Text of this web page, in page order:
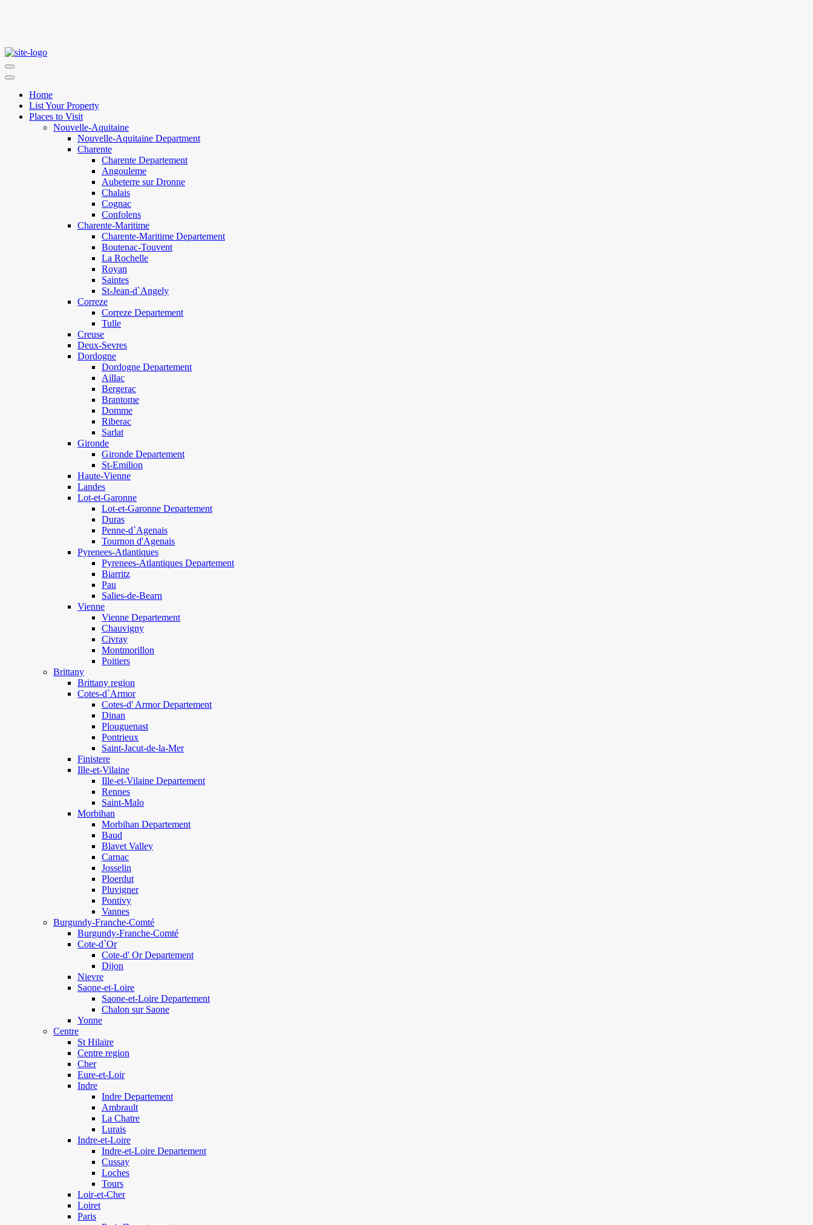
Home
List Your Property
Places to Visit
Nouvelle-Aquitaine
Nouvelle-Aquitaine Department
Charente
Charente Departement
Angouleme
Aubeterre sur Dronne
Chalais
Cognac
Confolens
Charente-Maritime
Charente-Maritime Departement
Boutenac-Touvent
La Rochelle
Royan
Saintes
St-Jean-d`Angely
Correze
Correze Departement
Tulle
Creuse
Deux-Sevres
Dordogne
Dordogne Departement
Aillac
Bergerac
Brantome
Domme
Riberac
Sarlat
Gironde
Gironde Departement
St-Emilion
Haute-Vienne
Landes
Lot-et-Garonne
Lot-et-Garonne Departement
Duras
Penne-d`Agenais
Tournon d'Agenais
Pyrenees-Atlantiques
Pyrenees-Atlantiques Departement
Biarritz
Pau
Salies-de-Bearn
Vienne
Vienne Departement
Chauvigny
Civray
Montmorillon
Poitiers
Brittany
Brittany region
Cotes-d`Armor
Cotes-d' Armor Departement
Dinan
Plouguenast
Pontrieux
Saint-Jacut-de-la-Mer
Finistere
Ille-et-Vilaine
Ille-et-Vilaine Departement
Rennes
Saint-Malo
Morbihan
Morbihan Departement
Baud
Blavet Valley
Carnac
Josselin
Ploerdut
Pluvigner
Pontivy
Vannes
Burgundy-Franche-Comté
Burgundy-Franche-Comté
Cote-d`Or
Cote-d' Or Departement
Dijon
Nievre
Saone-et-Loire
Saone-et-Loire Departement
Chalon sur Saone
Yonne
Centre
St Hilaire
Centre region
Cher
Eure-et-Loir
Indre
Indre Departement
Ambrault
La Chatre
Lurais
Indre-et-Loire
Indre-et-Loire Departement
Cussay
Loches
Tours
Loir-et-Cher
Loiret
Paris